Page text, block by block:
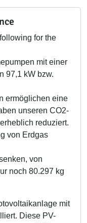
for the
mit einer
97,1 kW bzw.
ermöglichen eine
unseren CO2-
reduziert.
von Erdgas
von
noch 80.297 kg
mit
Diese PV-